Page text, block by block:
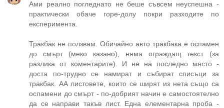
Ами реално погледнато не беше съвсем неуспешна -
практически обаче горе-долу покри разходите по
експеримента.
Тракбак не ползвам. Обичайно авто тракбака е оспамен
до смърт (меко казано), няма ограждащ текст (за
разлика от коментарите). И не на последно място -
доста по-трудно се намират и събират списъци за
тракбак. АА листовете, които се ширят из нета също са
оспамени до смърт - по-добрият начин е самостоятелно
да се направи такъв лист. Една елементарна проба -